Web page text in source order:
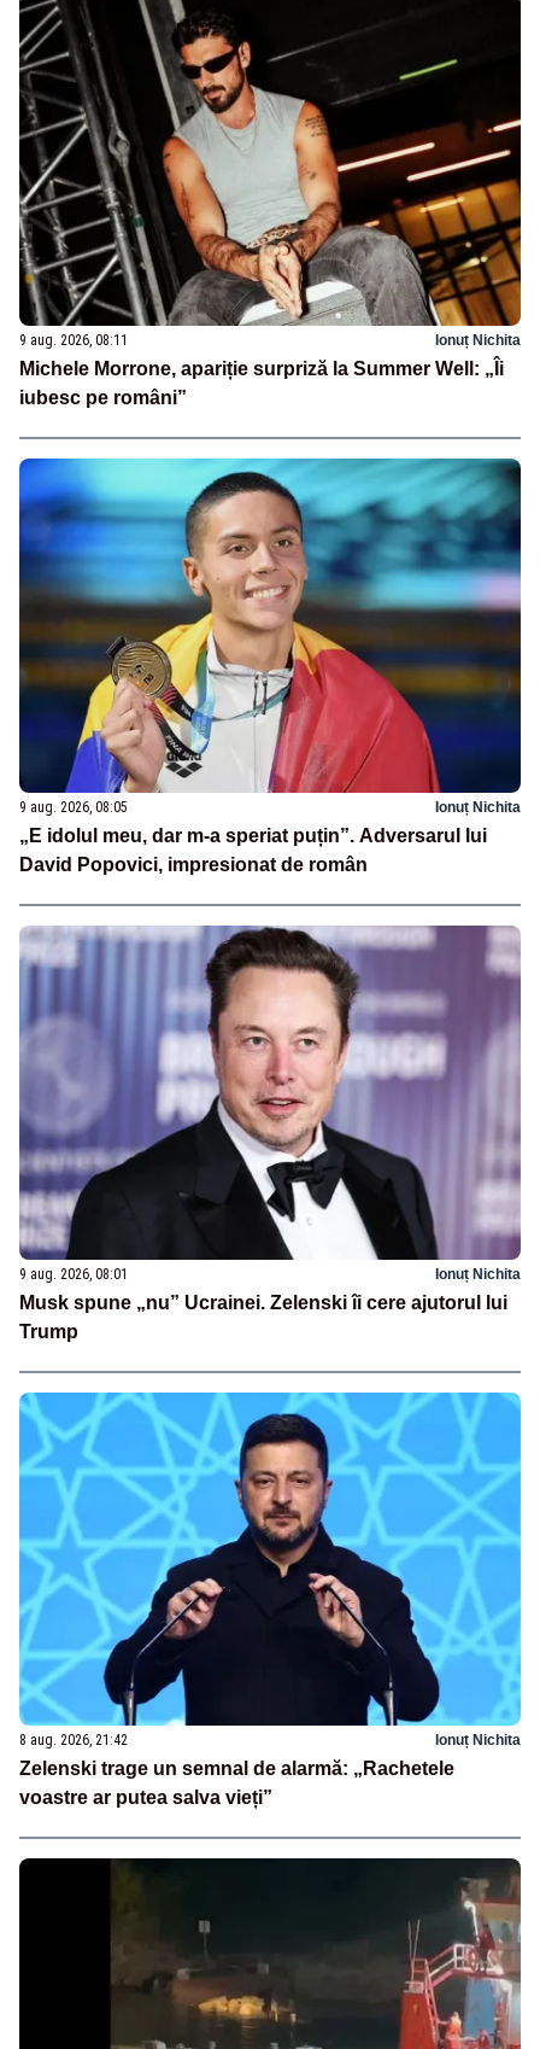
9 aug. 2026, 08:11 Ionuț Nichita
Michele Morrone, apariție surpriză la Summer Well: „Îi
iubesc pe români”
9 aug. 2026, 08:05 Ionuț Nichita
„E idolul meu, dar m-a speriat puțin”. Adversarul lui
David Popovici, impresionat de român
9 aug. 2026, 08:01 Ionuț Nichita
Musk spune „nu” Ucrainei. Zelenski îi cere ajutorul lui
Trump
8 aug. 2026, 21:42 Ionuț Nichita
Zelenski trage un semnal de alarmă: „Rachetele
voastre ar putea salva vieți”